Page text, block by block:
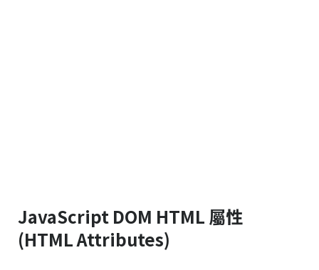
JavaScript DOM HTML 屬性
(HTML Attributes)